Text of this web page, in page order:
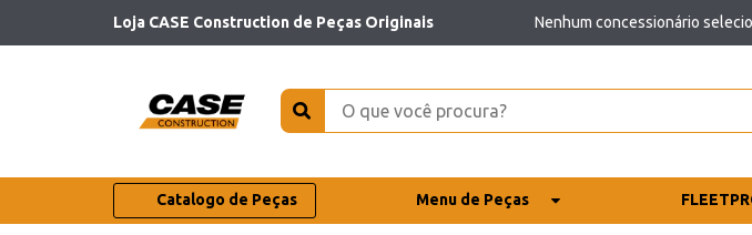
Loja CASE Construction de Peças Originais Nenhum concessionário
Catalogo de Peças Menu de Peças